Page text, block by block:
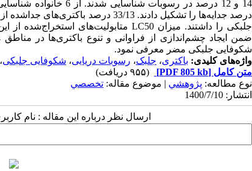
شکوفایی جلبکی مضر معرفی نمود.
واژه‌های کلیدی: باکتری، جلبک، رسوبات دریایی، شکوفایی جلبکی،
متن کامل [PDF 805 kb]
(۹۵۵ دریافت)
نوع مطالعه: پژوهشي | موضوع مقاله: تخصصي
انتشار: 1400/7/10
ارسال نظر درباره این مقاله : نام